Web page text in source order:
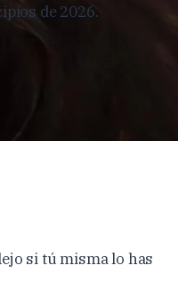
de 2026.
si tú misma lo has